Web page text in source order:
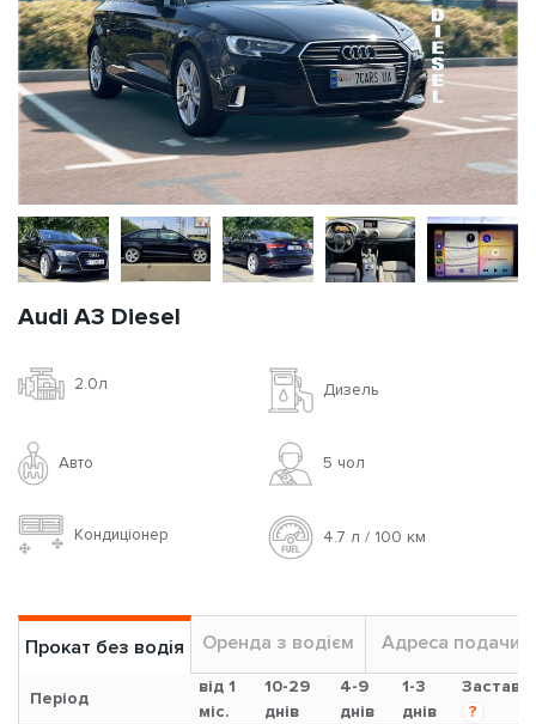
Audi A3 Diesel
2.0л Дизель
Авто 5 чoл
Кондиціонер 4.7 л / 100 км
Прокат без водія Оренда з водієм Адреса подачи
Період
від 1
міс.
10-29
днів
4-9
днів
1-3
днів
Застава
?